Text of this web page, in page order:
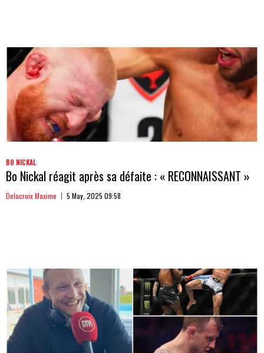
BO NICKAL
Bo Nickal réagit après sa défaite : « RECONNAISSANT »
Delacroix Maxime 5 May, 2025 09:58